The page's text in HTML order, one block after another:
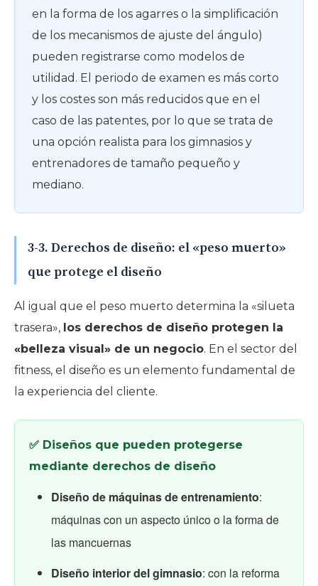
en la forma de los agarres o la simplificación
de los mecanismos de ajuste del ángulo)
pueden registrarse como modelos de
utilidad. El periodo de examen es más corto
y los costes son más reducidos que en el
caso de las patentes, por lo que se trata de
una opción realista para los gimnasios y
entrenadores de tamaño pequeño y
mediano.
3-3. Derechos de diseño: el «peso muerto»
que protege el diseño
Al igual que el peso muerto determina la «silueta
trasera», los derechos de diseño protegen la
«belleza visual» de un negocio. En el sector del
fitness, el diseño es un elemento fundamental de
la experiencia del cliente.
✅ Diseños que pueden protegerse
mediante derechos de diseño
Diseño de máquinas de entrenamiento:
máquinas con un aspecto único o la forma de
las mancuernas
Diseño interior del gimnasio: con la reforma